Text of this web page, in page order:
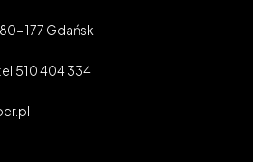
177 Gdańsk
510 404 334